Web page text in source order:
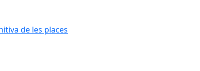
de les places